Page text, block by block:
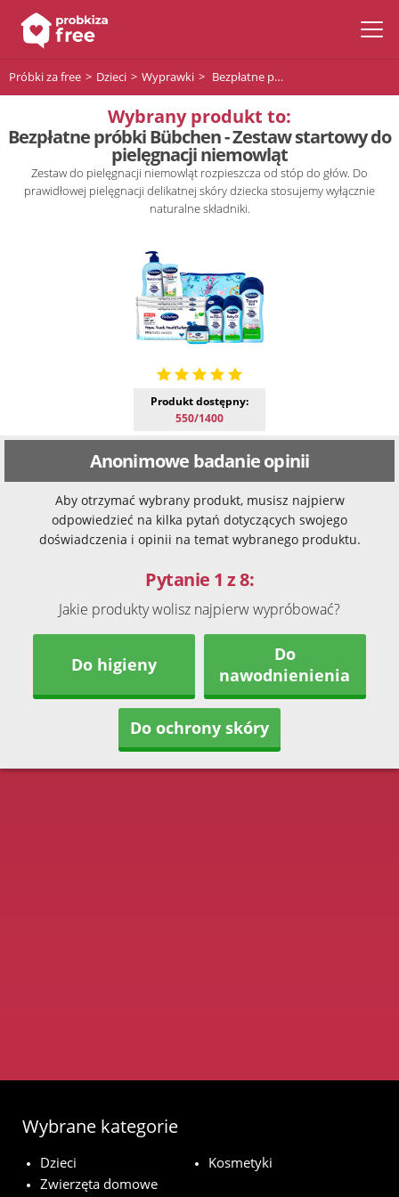
Próbki za free Dzieci Wyprawki Bezpłatne próbki Bübchen - Zestaw startowy do pielęgnacji niemowląt
Wybrany produkt to:
Bezpłatne próbki Bübchen - Zestaw startowy do
pielęgnacji niemowląt
Zestaw do pielęgnacji niemowląt rozpieszcza od stóp do głów. Do
prawidłowej pielęgnacji delikatnej skóry dziecka stosujemy wyłącznie
naturalne składniki.
Produkt dostępny:
550/1400
Anonimowe badanie opinii
Aby otrzymać wybrany produkt, musisz najpierw
odpowiedzieć na kilka pytań dotyczących swojego
doświadczenia i opinii na temat wybranego produktu.
Pytanie 1 z 8:
Jakie produkty wolisz najpierw wypróbować?
Do higieny
Do
nawodnienienia
Do ochrony skóry
Wybrane kategorie
Dzieci
Kosmetyki
Zwierzęta domowe